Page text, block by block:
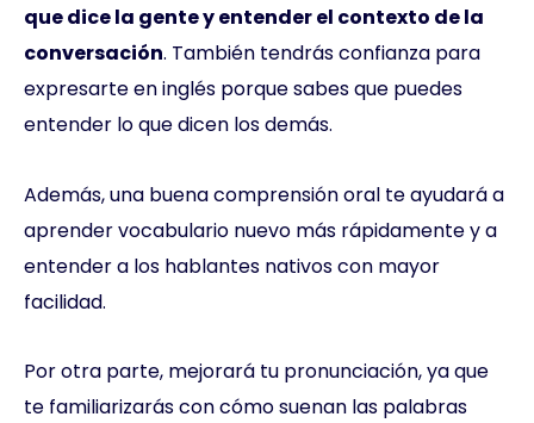
que dice la gente y entender el contexto de la
conversación. También tendrás confianza para
expresarte en inglés porque sabes que puedes
entender lo que dicen los demás.
Además, una buena comprensión oral te ayudará a
aprender vocabulario nuevo más rápidamente y a
entender a los hablantes nativos con mayor
facilidad.
Por otra parte, mejorará tu pronunciación, ya que
te familiarizarás con cómo suenan las palabras